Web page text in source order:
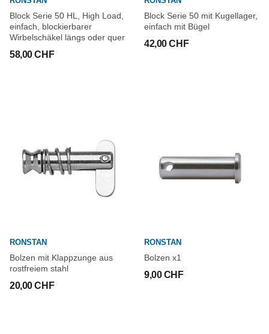
Block Serie 50 HL, High Load,
einfach, blockierbarer
Wirbelschäkel längs oder quer
58,00 CHF
Block Serie 50 mit Kugellager,
einfach mit Bügel
42,00 CHF
RONSTAN
Bolzen mit Klappzunge aus
rostfreiem stahl
20,00 CHF
RONSTAN
Bolzen x1
9,00 CHF